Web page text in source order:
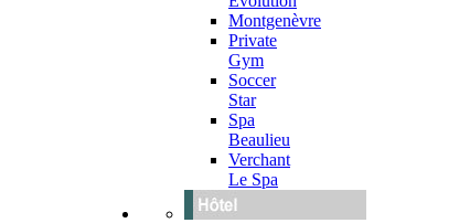
Montgenèvre
Private
Gym
Soccer
Star
Spa
Beaulieu
Verchant
Le Spa